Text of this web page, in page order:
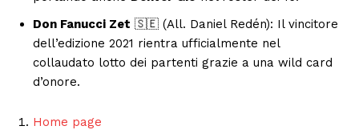
Don Fanucci Zet 🇸🇪 (All. Daniel Redén): Il vincitore
dell’edizione 2021 rientra ufficialmente nel
collaudato lotto dei partenti grazie a una wild card
d’onore.
Home page